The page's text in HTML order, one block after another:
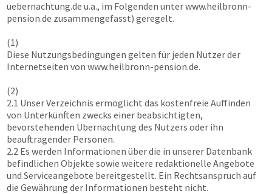
uebernachtung.de u.a., im Folgenden unterwww.heilbronn-
pension.de zusammengefasst) geregelt.
(1)
Diese Nutzungsbedingungen gelten für jeden Nutzer der
Internetseiten von www.heilbronn-pension.de.
(2)
2.1 Unser Verzeichnis ermöglicht das kostenfreie Auffinden
von Unterkünften zwecks einer beabsichtigten,
bevorstehenden Übernachtung des Nutzers oder ihn
beauftragender Personen.
2.2 Es werden Informationen über die in unserer Datenbank
befindlichen Objekte sowie weitere redaktionelle Angebote
und Serviceangebote bereitgestellt. Ein Rechtsanspruch auf
die Gewährung der Informationen besteht nicht.